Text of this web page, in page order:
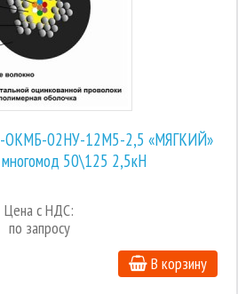
ОКМБ-02НУ-12М5-2,5 «МЯГКИЙ»
многомод 50\125 2,5кН
Цена с НДС:
по запросу
В корзину